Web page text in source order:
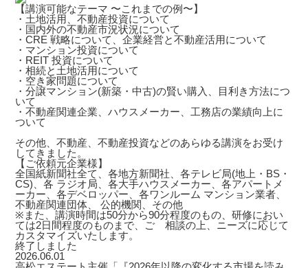
【講演可能なテーマ 〜これまでの例〜】
・土地活用、不動産投資について
・国内外の不動産市況状況について
・CRE 戦略について、企業経営と不動産活用について
・マンション投資について
・REIT 投資について
・相続と土地活用について
・空き家問題について
・分譲マンション(新築・中古)の賢い購入、目利き方法につ
いて
・不動産関連企業、ハウスメーカー、工務店の業績向上に
ついて
その他、不動産、不動産投資などのあらゆる講演をお受け
してきました。
【ご依頼元企業様】
全国紙新聞社全て、各地方新聞社、各テレビ局(地上・BS・
CS)、各 ラジオ局、各大手ハウスメーカー、各アパートメ
ーカー、各デベロッパー、各ワンルーム マンション業者、
不動産関連団体、 公的機関、その他
※また、講演時間は50分から90分程度のもの、研修におい
ては2日間程度のものまで、ご゙相談の上、ニーズに応じて
カスタマイズいたします。
終了しました
2026.06.01